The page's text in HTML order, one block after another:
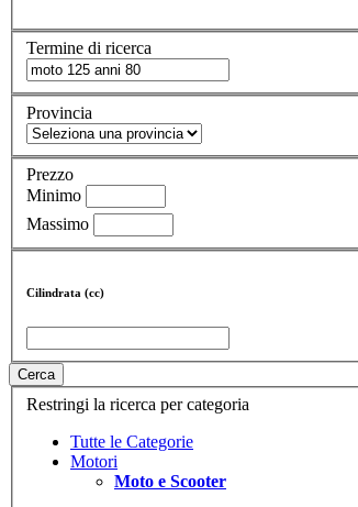
Termine di ricerca
Provincia
Prezzo
Minimo
Massimo
Cilindrata (cc)
Cerca
Restringi la ricerca per categoria
Tutte le Categorie
Motori
Moto e Scooter